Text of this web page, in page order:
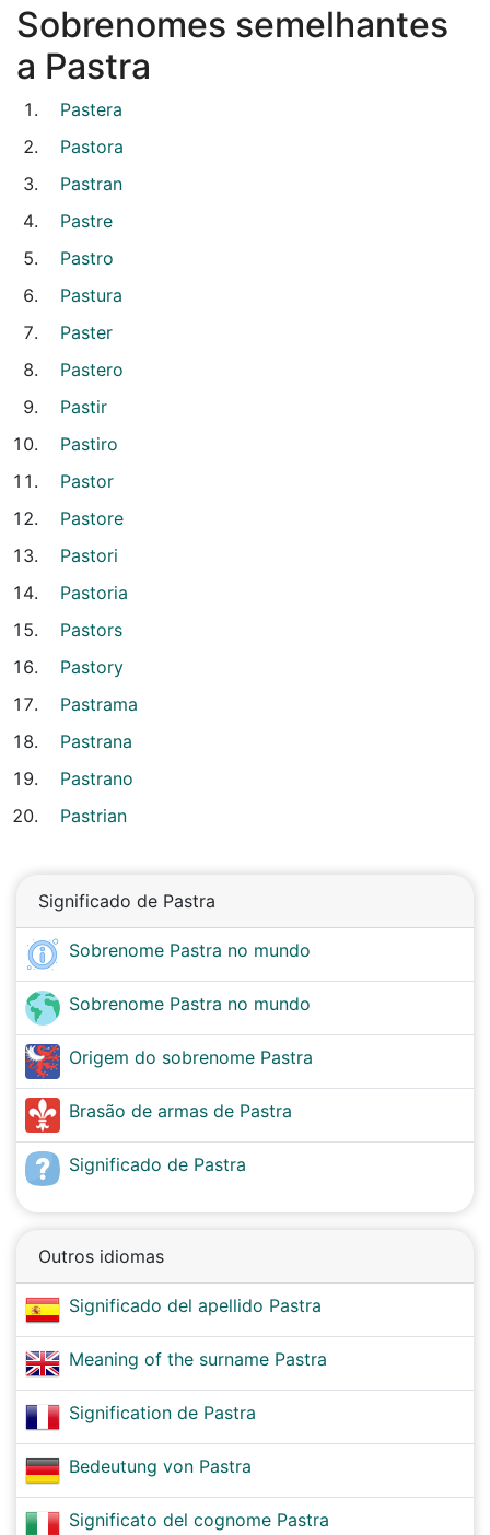
Sobrenomes semelhantes
a Pastra
Pastera
Pastora
Pastran
Pastre
Pastro
Pastura
Paster
Pastero
Pastir
Pastiro
Pastor
Pastore
Pastori
Pastoria
Pastors
Pastory
Pastrama
Pastrana
Pastrano
Pastrian
Significado de Pastra
Sobrenome Pastra no mundo
Sobrenome Pastra no mundo
Origem do sobrenome Pastra
Brasão de armas de Pastra
Significado de Pastra
Outros idiomas
Significado del apellido Pastra
Meaning of the surname Pastra
Signification de Pastra
Bedeutung von Pastra
Significato del cognome Pastra